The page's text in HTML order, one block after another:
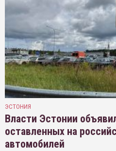
ЭСТОНИЯ
Власти Эстонии
оставленных на
автомобилей